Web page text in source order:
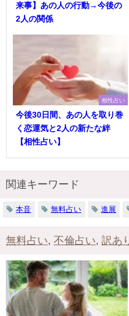
来事】あの人の行動→今後の
2人の関係
相性占い
今後30日間、あの人を取り巻
く恋運気と2人の新たな絆
【相性占い】
関連キーワード
本音 無料占い 進展
無料占い, 不倫占い, 訳あ